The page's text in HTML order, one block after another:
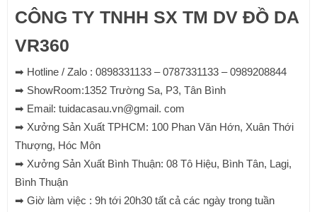
CÔNG TY TNHH SX TM DV ĐỒ DA
VR360
➡ Hotline / Zalo : 0898331133 – 0787331133 – 0989208844
➡ ShowRoom:1352 Trường Sa, P3, Tân Bình
➡ Email: tuidacasau.vn@gmail. com
➡ Xưởng Sản Xuất TPHCM: 100 Phan Văn Hớn, Xuân Thới
Thượng, Hóc Môn
➡ Xưởng Sản Xuất Bình Thuận: 08 Tô Hiệu, Bình Tân, Lagi,
Bình Thuận
➡ Giờ làm việc : 9h tới 20h30 tất cả các ngày trong tuần